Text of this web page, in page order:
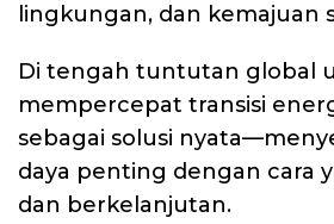
lingkungan, dan kemajuan
Di tengah tuntutan global
mempercepat transisi
sebagai solusi
daya penting dengan cara
dan berkelanjutan.